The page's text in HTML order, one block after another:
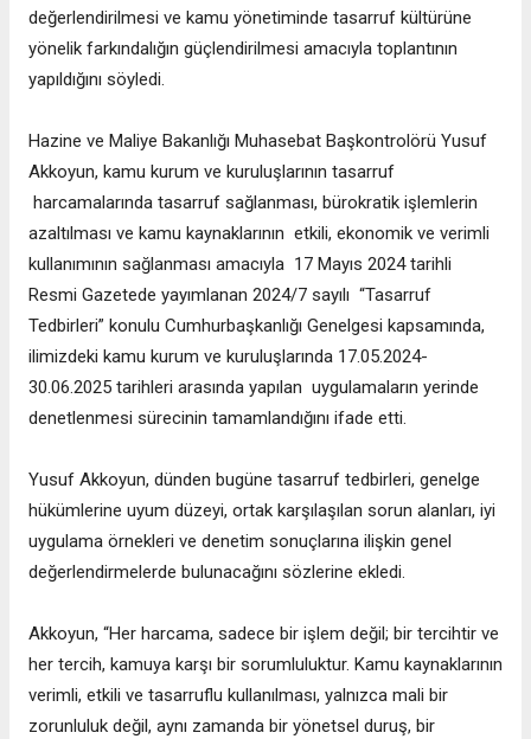
değerlendirilmesi ve kamu yönetiminde tasarruf kültürüne
yönelik farkındalığın güçlendirilmesi amacıyla toplantının
yapıldığını söyledi.
Hazine ve Maliye Bakanlığı Muhasebat Başkontrolörü Yusuf
Akkoyun, kamu kurum ve kuruluşlarının tasarruf
harcamalarında tasarruf sağlanması, bürokratik işlemlerin
azaltılması ve kamu kaynaklarının etkili, ekonomik ve verimli
kullanımının sağlanması amacıyla 17 Mayıs 2024 tarihli
Resmi Gazetede yayımlanan 2024/7 sayılı “Tasarruf
Tedbirleri” konulu Cumhurbaşkanlığı Genelgesi kapsamında,
ilimizdeki kamu kurum ve kuruluşlarında 17.05.2024-
30.06.2025 tarihleri arasında yapılan uygulamaların yerinde
denetlenmesi sürecinin tamamlandığını ifade etti.
Yusuf Akkoyun, dünden bugüne tasarruf tedbirleri, genelge
hükümlerine uyum düzeyi, ortak karşılaşılan sorun alanları, iyi
uygulama örnekleri ve denetim sonuçlarına ilişkin genel
değerlendirmelerde bulunacağını sözlerine ekledi.
Akkoyun, “Her harcama, sadece bir işlem değil; bir tercihtir ve
her tercih, kamuya karşı bir sorumluluktur. Kamu kaynaklarının
verimli, etkili ve tasarruflu kullanılması, yalnızca mali bir
zorunluluk değil, aynı zamanda bir yönetsel duruş, bir